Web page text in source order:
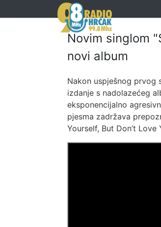
Novim singlom
novi album
Nakon uspješnog prvog
izdanje s nadolazećeg
eksponencijalno
pjesma zadržava
Yourself, But Don’t Love